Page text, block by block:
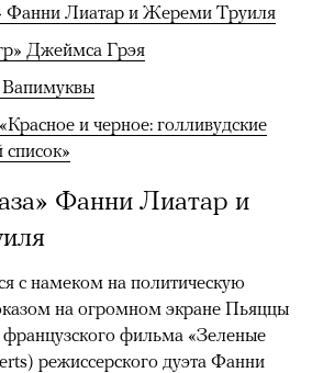
Фанни Лиатар и Жереми Труиля
Джеймса Грэя
Вапимуквы
и черное: голливудские
Фанни Лиатар и
с намеком на политическую
на огромном экране Пьяццы
фильма «Зеленые
режиссерского дуэта Фанни